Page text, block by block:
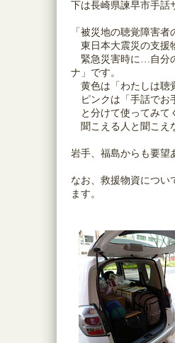
下は長崎県諫早市手話
「被災地の聴覚障害者
東日本大震災の支援
緊急災害時に…自分
ナ」です。
黄色は「わたしは聴
ピンクは「手話でお
と分けて使ってみて
聞こえる人と聞こえ
岩手、福島からも要望
なお、救援物資につい
ます。